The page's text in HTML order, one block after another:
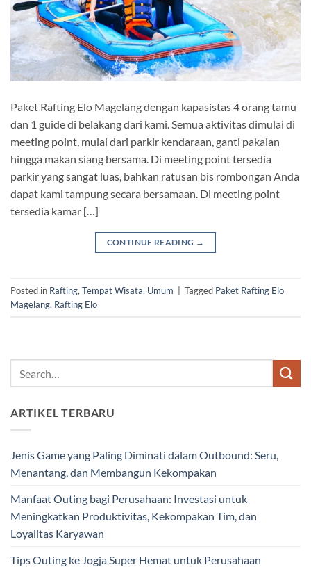
Paket Rafting Elo Magelang dengan kapasistas 4 orang tamu
dan 1 guide di belakang dari kami. Semua aktivitas dimulai di
meeting point, mulai dari parkir kendaraan, ganti pakaian
hingga makan siang bersama. Di meeting point tersedia
parkir yang sangat luas, bahkan ratusan bis rombongan Anda
dapat kami tampung secara bersamaan. Di meeting point
tersedia kamar […]
CONTINUE READING →
Posted in Rafting, Tempat Wisata, Umum Tagged Paket Rafting Elo
Magelang, Rafting Elo
ARTIKEL TERBARU
Jenis Game yang Paling Diminati dalam Outbound: Seru,
Menantang, dan Membangun Kekompakan
Manfaat Outing bagi Perusahaan: Investasi untuk
Meningkatkan Produktivitas, Kekompakan Tim, dan
Loyalitas Karyawan
Tips Outing ke Jogja Super Hemat untuk Perusahaan